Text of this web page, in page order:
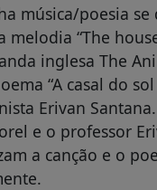
música/poesia se
melodia “The
inglesa The
“A casal do
Erivan
e o professor
a canção e o